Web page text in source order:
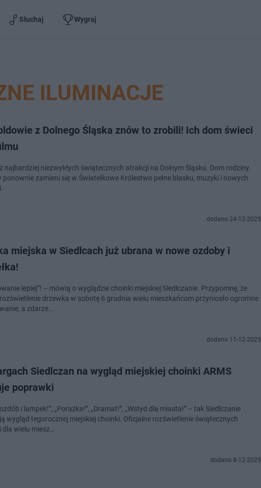
Słuchaj Wygraj
ILUMINACJE
z Dolnego Śląska znów to zrobili! Ich dom świeci
najbardziej niezwykłych świątecznych atrakcji na Dolnym Śląsku. Dom rodziny
ponownie zamieni się w Światełkowe Królestwo pełne blasku, muzyki i nowych
dodano 24-12-2025
miejska w Siedlcach już ubrana w nowe ozdoby i
lepiej”! – mówią o wyglądzie choinki miejskiej Siedlczanie. Przypomnę, że
drzewka w sobotę 6 grudnia wielu mieszkańcom przyniosło ogromne
a zdarze…
dodano 11-12-2025
Siedlczan na wygląd miejskiej choinki ARMS
poprawki
i lampek!”, „Porażka!”, „Dramat!”, „Wstyd dla miasta!” – tak Siedlczanie
wygląd tegorocznej miejskiej choinki. Oficjalne rozświetlenie świątecznych
wielu miesz…
dodano 8-12-2025